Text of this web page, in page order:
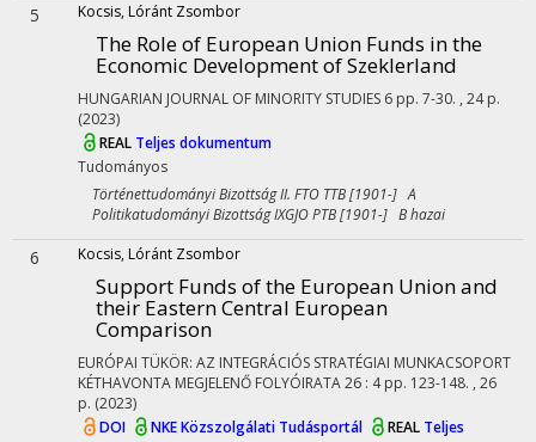
5 Kocsis, Lóránt Zsombor
The Role of European Union Funds in the
Economic Development of Szeklerland
HUNGARIAN JOURNAL OF MINORITY STUDIES 6 pp. 7-30. , 24 p.
(2023)
REAL Teljes dokumentum
Tudományos
Történettudományi Bizottság II. FTO TTB [1901-] A
Politikatudományi Bizottság IXGJO PTB [1901-] B hazai
6 Kocsis, Lóránt Zsombor
Support Funds of the European Union and
their Eastern Central European
Comparison
EURÓPAI TÜKÖR: AZ INTEGRÁCIÓS STRATÉGIAI MUNKACSOPORT
KÉTHAVONTA MEGJELENŐ FOLYÓIRATA26 : 4 pp. 123-148. , 26
p. (2023)
DOI
NKE Közszolgálati Tudásportál REAL Teljes